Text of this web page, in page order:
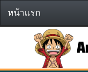
หน้าแรก